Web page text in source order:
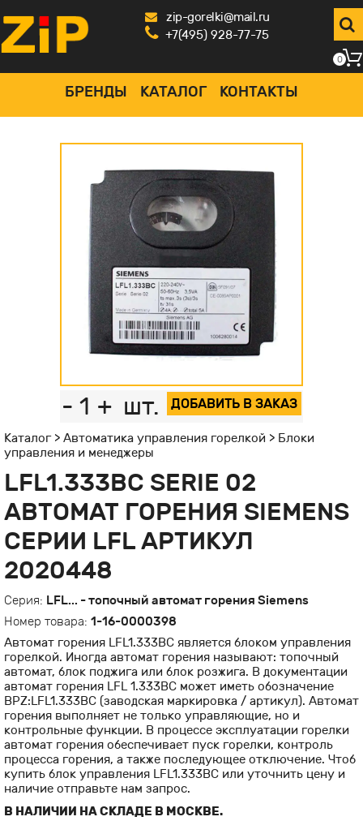
zip-gorelki@mail.ru
+7(495) 928-77-75
БРЕНДЫ КАТАЛОГ КОНТАКТЫ
0
- 1 + шт. ДОБАВИТЬ В ЗАКАЗ
Каталог> Автоматика управления горелкой > Блоки
управления и менеджеры
LFL1.333BC SERIE 02
АВТОМАТ ГОРЕНИЯ SIEMENS
СЕРИИ LFL АРТИКУЛ
2020448
Серия: LFL... - топочный автомат горения Siemens
Номер товара: 1-16-0000398
Автомат горения LFL1.333BC является блоком управления
горелкой. Иногда автомат горения называют: топочный
автомат, блок поджига или блок розжига. В документации
автомат горения LFL 1.333BC может иметь обозначение
BPZ:LFL1.333BC (заводская маркировка / артикул). Автомат
горения выполняет не только управляющие, но и
контрольные функции. В процессе эксплуатации горелки
автомат горения обеспечивает пуск горелки, контроль
процесса горения, а также последующее отключение. Чтоб
купить блок управления LFL1.333BC или уточнить цену и
наличие отправьте нам запрос.
В НАЛИЧИИ НА СКЛАДЕ В МОСКВЕ.